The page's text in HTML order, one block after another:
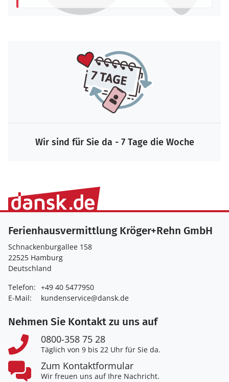
Wir sind für Sie da - 7 Tage die Woche
Ferienhausvermittlung Kröger+Rehn GmbH
Schnackenburgallee 158
22525 Hamburg
Deutschland
Telefon: +49 40 5477950
E-Mail:
kundenservice@dansk.de
Nehmen Sie Kontakt zu uns auf
0800-358 75 28
Täglich von 9 bis 22 Uhr für Sie da.
Zum Kontaktformular
Wir freuen uns auf Ihre Nachricht.